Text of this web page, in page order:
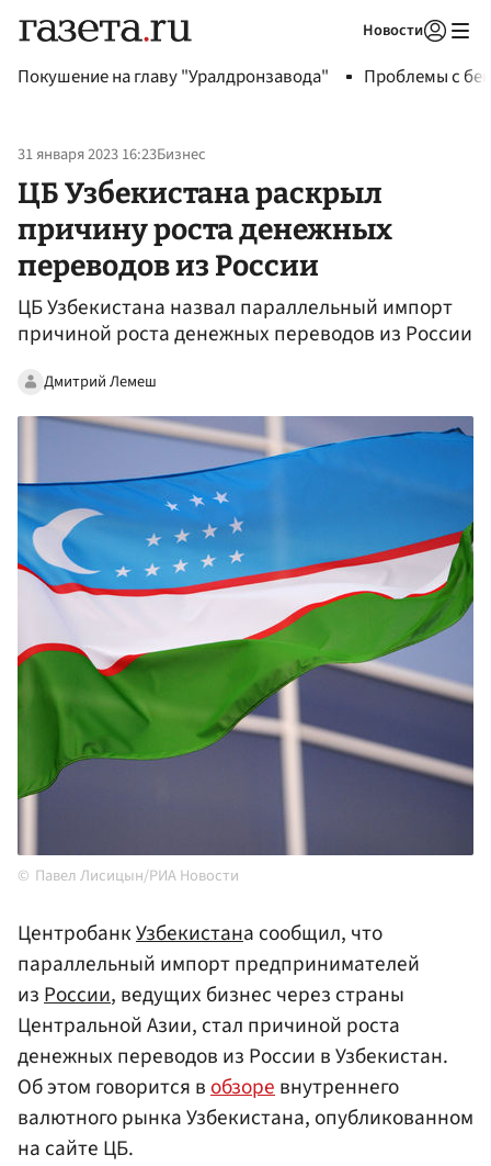
Новости
Покушение на главу "Уралдронзавода" Проблемы с
31 января 2023 16:23Бизнес
ЦБ Узбекистана раскрыл
причину роста денежных
переводов из России
ЦБ Узбекистана назвал параллельный импорт
причиной роста денежных переводов из России
Дмитрий Лемеш
Павел Лисицын/РИА Новости
ЦентробанкУзбекистана сообщил, что
параллельный импорт предпринимателей
изРоссии, ведущих бизнес через страны
Центральной Азии, стал причиной роста
денежных переводов из России в Узбекистан.
Об этом говорится вобзоревнутреннего
валютного рынка Узбекистана, опубликованном
на сайте ЦБ.